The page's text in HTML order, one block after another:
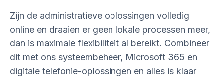
Zijn de administratieve oplossingen volledig
online en draaien er geen lokale processen meer,
dan is maximale flexibiliteit al bereikt. Combineer
dit met ons systeembeheer, Microsoft 365 en
digitale telefonie-oplossingen en alles is klaar